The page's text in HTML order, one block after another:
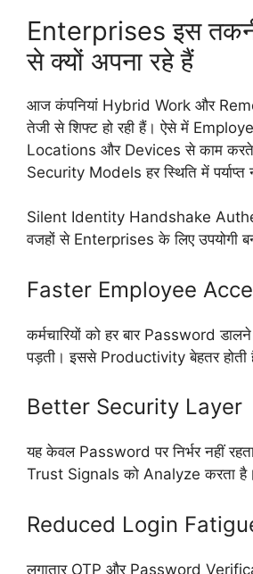
Enterprises इस
से क्यों अपना रहे हैं
आज कंपनियां Hybrid Work और
तेजी से शिफ्ट हो रही हैं। ऐसे में
Locations और Devices से काम
Security Models हर स्थिति में पर्याप्त
Silent Identity Handshake
वजहों से Enterprises के लिए उपयोगी
Faster Employee
कर्मचारियों को हर बार Password
पड़ती। इससे Productivity बेहतर होती
Better Security Layer
यह केवल Password पर निर्भर नहीं
Trust Signals को Analyze करता है।
Reduced Login
लगातार OTP और Password